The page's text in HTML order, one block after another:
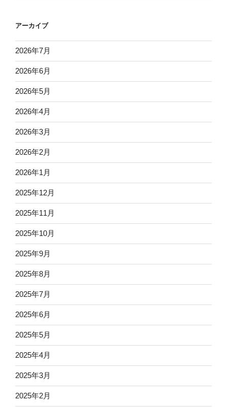
アーカイブ
2026年7月
2026年6月
2026年5月
2026年4月
2026年3月
2026年2月
2026年1月
2025年12月
2025年11月
2025年10月
2025年9月
2025年8月
2025年7月
2025年6月
2025年5月
2025年4月
2025年3月
2025年2月